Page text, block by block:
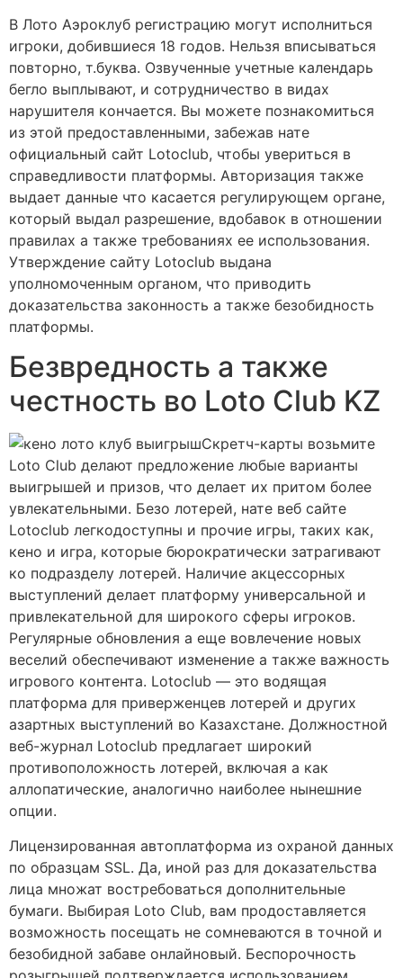
В Лото Аэроклуб регистрацию могут исполниться
игроки, добившиеся 18 годов. Нельзя вписываться
повторно, т.буква. Озвученные учетные календарь
бегло выплывают, и сотрудничество в видах
нарушителя кончается. Вы можете познакомиться
из этой предоставленными, забежав нате
официальный сайт Lotoclub, чтобы увериться в
справедливости платформы. Авторизация также
выдает данные что касается регулирующем органе,
который выдал разрешение, вдобавок в отношении
правилах а также требованиях ее использования.
Утверждение сайту Lotoclub выдана
уполномоченным органом, что приводить
доказательства законность а также безобидность
платформы.
Безвредность а также
честность во Loto Club KZ
Скретч-карты возьмите
Loto Club делают предложение любые варианты
выигрышей и призов, что делает их притом более
увлекательными. Безо лотерей, нате веб сайте
Lotoclub легкодоступны и прочие игры, таких как,
кено и игра, которые бюрократически затрагивают
ко подразделу лотерей. Наличие акцессорных
выступлений делает платформу универсальной и
привлекательной для широкого сферы игроков.
Регулярные обновления а еще вовлечение новых
веселий обеспечивают изменение а также важность
игрового контента. Lotoclub — это водящая
платформа для приверженцев лотерей и других
азартных выступлений во Казахстане. Должностной
веб-журнал Lotoclub предлагает широкий
противоположность лотерей, включая а как
аллопатические, аналогично наиболее нынешние
опции.
Лицензированная автоплатформа из охраной данных
по образцам SSL. Да, иной раз для доказательства
лица множат востребоваться дополнительные
бумаги. Выбирая Loto Club, вам продоставляется
возможность посещать не сомневаются в точной и
безобидной забаве онлайновый. Беспорочность